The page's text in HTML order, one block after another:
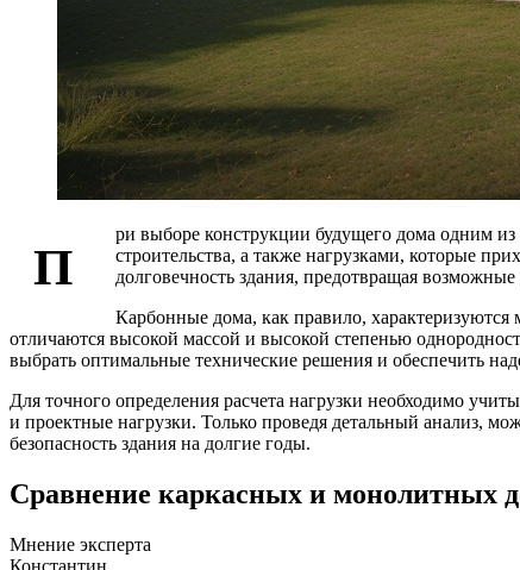
П
ри выборе конструкции будущего дома одним
строительства, а также нагрузками, которые
долговечность здания, предотвращая
Карбонные дома, как правило,
отличаются высокой массой и высокой степенью
выбрать оптимальные технические решения и обеспечить
Для точного определения расчета нагрузки необходимо
и проектные нагрузки. Только проведя детальный анализ,
безопасность здания на долгие годы.
Сравнение каркасных и монолитных
Мнение эксперта
Константин